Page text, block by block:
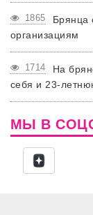
1865
Брянца
организациям
1714
На
себя и 23-
МЫ В